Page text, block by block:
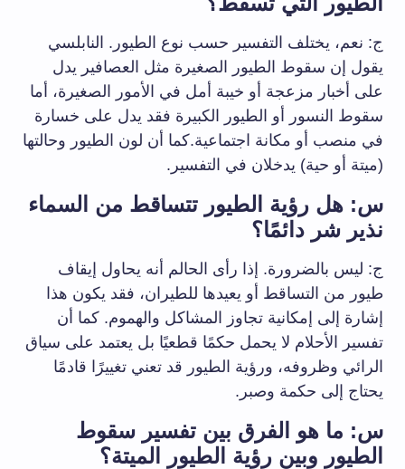
ج: نعم، يختلف التفسير حسب نوع الطيور. النابلسي
يقول إن سقوط الطيور الصغيرة مثل العصافير يدل
على أخبار مزعجة أو خيبة أمل في الأمور الصغيرة، أما
سقوط النسور أو الطيور الكبيرة فقد يدل على خسارة
في منصب أو مكانة اجتماعية.كما أن لون الطيور وحالتها
(ميتة أو حية) يدخلان في التفسير.
س: هل رؤية الطيور تتساقط من السماء
نذير شر دائمًا؟
ج: ليس بالضرورة. إذا رأى الحالم أنه يحاول إيقاف
طيور من التساقط أو يعيدها للطيران، فقد يكون هذا
إشارة إلى إمكانية تجاوز المشاكل والهموم. كما أن
تفسير الأحلام لا يحمل حكمًا قطعيًا بل يعتمد على سياق
الرائي وظروفه، ورؤية الطيور قد تعني تغييرًا قادمًا
يحتاج إلى حكمة وصبر.
س: ما هو الفرق بين تفسير سقوط
الطيور وبين رؤية الطيور الميتة؟